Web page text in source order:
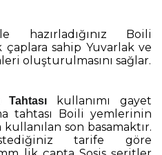
Boili
sahip Yuvarlak ve
oluşturulmasını sağlar.
Tahtası
kullanımı gayet
tahtası Boili yemlerinin
son basamaktır.
tarife göre